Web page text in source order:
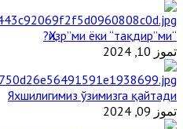
“Ҳизр”ми ёки “тақдир”ми?
تموز 10, 2024
Яхшилигимиз ўзимизга қайтади
تموز 09, 2024